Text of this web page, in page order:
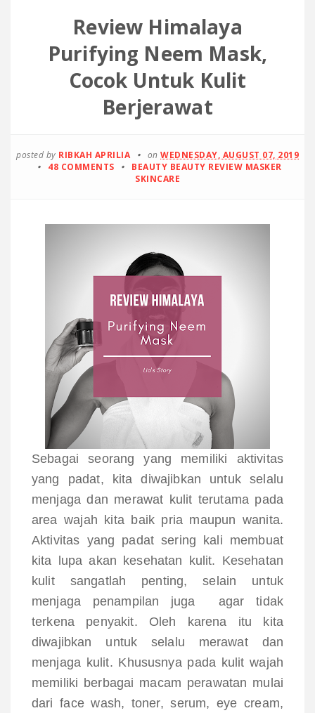
Review Himalaya
Purifying Neem Mask,
Cocok Untuk Kulit
Berjerawat
posted by RIBKAH APRILIA on WEDNESDAY, AUGUST 07, 2019
48 COMMENTS
BEAUTY BEAUTY REVIEW MASKER
SKINCARE
Sebagai seorang yang memiliki aktivitas
yang padat, kita diwajibkan untuk selalu
menjaga dan merawat kulit terutama pada
area wajah kita baik pria maupun wanita.
Aktivitas yang padat sering kali membuat
kita lupa akan kesehatan kulit. Kesehatan
kulit sangatlah penting, selain untuk
menjaga penampilan juga agar tidak
terkena penyakit. Oleh karena itu kita
diwajibkan untuk selalu merawat dan
menjaga kulit. Khususnya pada kulit wajah
memiliki berbagai macam perawatan mulai
dariface wash, toner, serum, eye cream,